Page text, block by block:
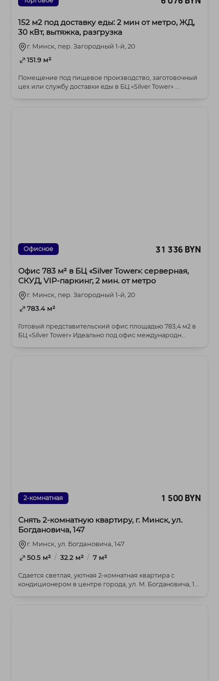
152 м2 под доставку еды: 2 мин от метро, ЖД,
30 кВт, вытяжка, разгрузка
г. Минск, пер. Загородный 1-й, 20
151.9 м²
Помещение под пищевое производство, заготовочный
Офисное 31 336 BYN
Офис 783 м² в БЦ «Silver Tower»: серверная,
СКУД, VIP-паркинг, 2 мин. от метро
г. Минск, пер. Загородный 1-й, 20
783.4 м²
Готовый представительский офис площадью 783,4 м2 в
БЦ «Silver Tower» Идеально под офис международн...
2-комнатная 1 500 BYN
Снять 2-комнатную квартиру, г. Минск, ул.
Богдановича, 147
г. Минск, ул. Богдановича, 147
50.5 м² / 32.2 м² / 7 м²
Сдается светлая, уютная 2-комнатная квартира с
кондиционером в центре города, ул. М. Богдановича, 1...